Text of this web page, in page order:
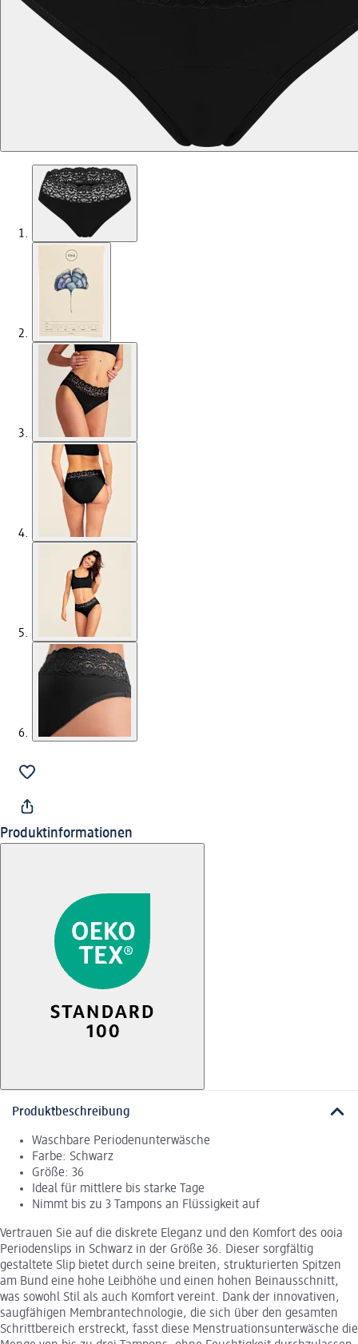
Produktinformationen
Produktbeschreibung
Waschbare Periodenunterwäsche
Farbe: Schwarz
Größe: 36
Ideal für mittlere bis starke Tage
Nimmt bis zu 3 Tampons an Flüssigkeit auf
Vertrauen Sie auf die diskrete Eleganz und den Komfort des ooia
Periodenslips in Schwarz in der Größe 36. Dieser sorgfältig
gestaltete Slip bietet durch seine breiten, strukturierten Spitzen
am Bund eine hohe Leibhöhe und einen hohen Beinausschnitt,
was sowohl Stil als auch Komfort vereint. Dank der innovativen,
saugfähigen Membrantechnologie, die sich über den gesamten
Schrittbereich erstreckt, fasst diese Menstruationsunterwäsche die